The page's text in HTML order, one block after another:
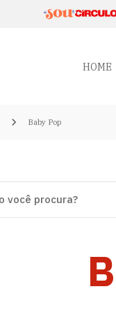
HOME
Baby Pop